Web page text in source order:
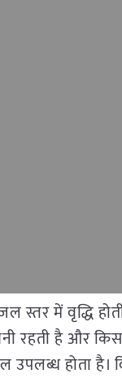
स्तर में वृद्धि
रहती है और
उपलब्ध होता है।